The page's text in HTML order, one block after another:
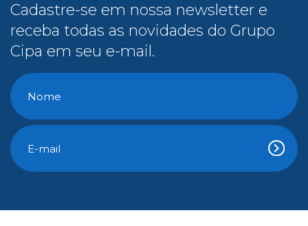
Cadastre-se em nossa newsletter e
receba todas as novidades do Grupo
Cipa em seu e-mail.